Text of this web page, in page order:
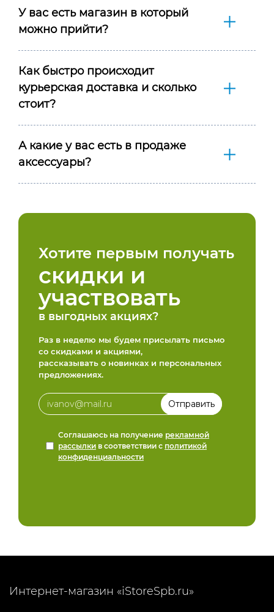
У вас есть магазин в который
можно прийти?
Как быстро происходит
курьерская доставка и сколько
стоит?
А какие у вас есть в продаже
аксессуары?
Хотите первым получать
скидки и
участвовать
в выгодных акциях?
Раз в неделю мы будем присылать письмо
со скидками и акциями,
рассказывать о новинках и персональных
предложениях.
Соглашаюсь на получение рекламной
рассылки в соответствии с политикой
конфиденциальности
Интернет-магазин «iStoreSpb.ru»